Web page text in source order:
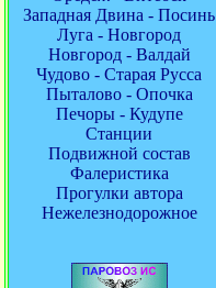
Западная Двина - Посинь
Луга - Новгород
Новгород - Валдай
Чудово - Старая Русса
Пыталово - Опочка
Печоры - Кудупе
Станции
Подвижной состав
Фалеристика
Прогулки автора
Нежелезнодорожное